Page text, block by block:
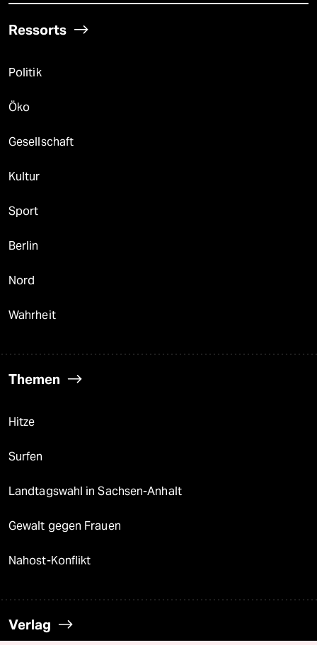
Ressorts
Politik
Öko
Gesellschaft
Kultur
Sport
Berlin
Nord
Wahrheit
Themen
Hitze
Surfen
Landtagswahl in Sachsen-Anhalt
Gewalt gegen Frauen
Nahost-Konflikt
Verlag